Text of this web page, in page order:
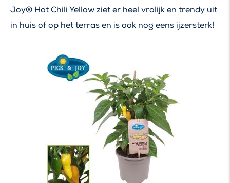
Joy® Hot Chili Yellow ziet er heel vrolijk en trendy uit
in huis of op het terras en is ook nog eens ijzersterk!